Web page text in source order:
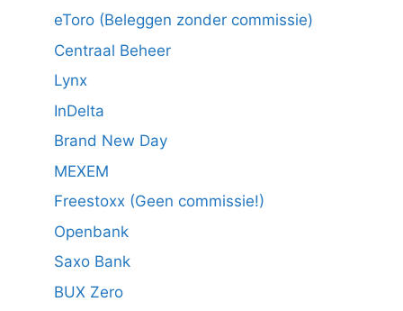
eToro (Beleggen zonder commissie)
Centraal Beheer
Lynx
InDelta
Brand New Day
MEXEM
Freestoxx (Geen commissie!)
Openbank
Saxo Bank
BUX Zero